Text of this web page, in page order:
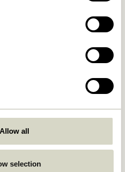
Allow all
selection
à partir de